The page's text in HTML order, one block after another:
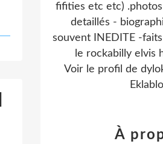
fifities etc etc)
detaillés -
souvent INEDITE -
le rockabilly elvis
Voir le profil de
À